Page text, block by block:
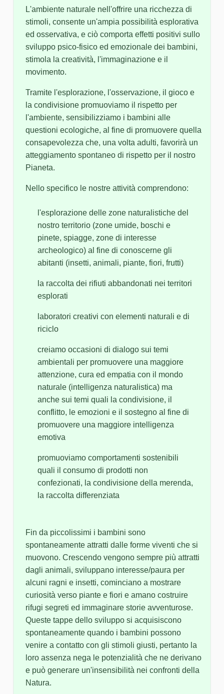
L'ambiente naturale nell'offrire una ricchezza di
stimoli, consente un'ampia possibilità esplorativa
ed osservativa, e ciò comporta effetti positivi sullo
sviluppo psico-fisico ed emozionale dei bambini,
stimola la creatività, l'immaginazione e il
movimento.
Tramite l'esplorazione, l'osservazione, il gioco e
la condivisione promuoviamo il rispetto per
l'ambiente, sensibilizziamo i bambini alle
questioni ecologiche, al fine di promuovere quella
consapevolezza che, una volta adulti, favorirà un
atteggiamento spontaneo di rispetto per il nostro
Pianeta.
Nello specifico le nostre attività comprendono:
l'esplorazione delle zone naturalistiche del
nostro territorio (zone umide, boschi e
pinete, spiagge, zone di interesse
archeologico) al fine di conoscerne gli
abitanti (insetti, animali, piante, fiori, frutti)
la raccolta dei rifiuti abbandonati nei territori
esplorati
laboratori creativi con elementi naturali e di
riciclo
creiamo occasioni di dialogo sui temi
ambientali per promuovere una maggiore
attenzione, cura ed empatia con il mondo
naturale (intelligenza naturalistica) ma
anche sui temi quali la condivisione, il
conflitto, le emozioni e il sostegno al fine di
promuovere una maggiore intelligenza
emotiva
promuoviamo comportamenti sostenibili
quali il consumo di prodotti non
confezionati, la condivisione della merenda,
la raccolta differenziata
Fin da piccolissimi i bambini sono
spontaneamente attratti dalle forme viventi che si
muovono. Crescendo vengono sempre più attratti
dagli animali, sviluppano interesse/paura per
alcuni ragni e insetti, cominciano a mostrare
curiosità verso piante e fiori e amano costruire
rifugi segreti ed immaginare storie avventurose.
Queste tappe dello sviluppo si acquisiscono
spontaneamente quando i bambini possono
venire a contatto con gli stimoli giusti, pertanto la
loro assenza nega le potenzialità che ne derivano
e può generare un'insensibilità nei confronti della
Natura.